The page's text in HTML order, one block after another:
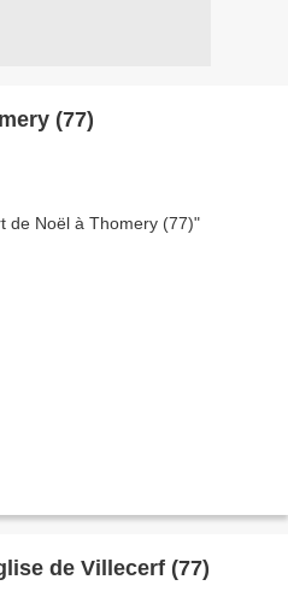
(77)
de Villecerf (77)